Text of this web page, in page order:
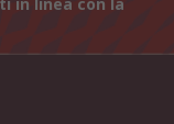
in linea con la